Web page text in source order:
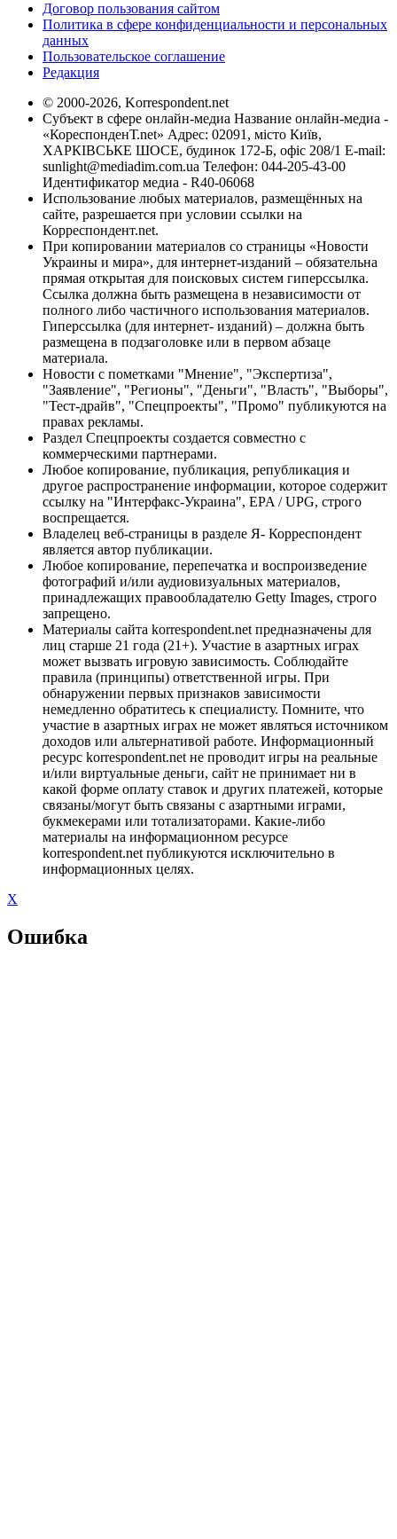
Договор пользования сайтом
Политика в сфере конфиденциальности и персональных
данных
Пользовательское соглашение
Редакция
© 2000-2026, Korrespondent.net
Субъект в сфере онлайн-медиа Название онлайн-медиа -
«КореспонденТ.net» Адрес: 02091, місто Київ,
ХАРКІВСЬКЕ ШОСЕ, будинок 172-Б, офіс 208/1 E-mail:
sunlight@mediadim.com.ua Телефон: 044-205-43-00
Идентификатор медиа - R40-06068
Использование любых материалов, размещённых на
сайте, разрешается при условии ссылки на
Корреспондент.net.
При копировании материалов со страницы «Новости
Украины и мира», для интернет-изданий – обязательна
прямая открытая для поисковых систем гиперссылка.
Ссылка должна быть размещена в независимости от
полного либо частичного использования материалов.
Гиперссылка (для интернет- изданий) – должна быть
размещена в подзаголовке или в первом абзаце
материала.
Новости с пометками "Мнение", "Экспертиза",
"Заявление", "Регионы", "Деньги", "Власть", "Выборы",
"Тест-драйв", "Спецпроекты", "Промо" публикуются на
правах рекламы.
Раздел Спецпроекты создается совместно с
коммерческими партнерами.
Любое копирование, публикация, републикация и
другое распространение информации, которое содержит
ссылку на "Интерфакс-Украина", EPA / UPG, строго
воспрещается.
Владелец веб-страницы в разделе Я- Корреспондент
является автор публикации.
Любое копирование, перепечатка и воспроизведение
фотографий и/или аудиовизуальных материалов,
принадлежащих правообладателю Getty Images, строго
запрещено.
Материалы сайта korrespondent.net предназначены для
лиц старше 21 года (21+). Участие в азартных играх
может вызвать игровую зависимость. Соблюдайте
правила (принципы) ответственной игры. При
обнаружении первых признаков зависимости
немедленно обратитесь к специалисту. Помните, что
участие в азартных играх не может являться источником
доходов или альтернативой работе. Информационный
ресурс korrespondent.net не проводит игры на реальные
и/или виртуальные деньги, сайт не принимает ни в
какой форме оплату ставок и других платежей, которые
связаны/могут быть связаны с азартными играми,
букмекерами или тотализаторами. Какие-либо
материалы на информационном ресурсе
korrespondent.net публикуются исключительно в
информационных целях.
X
Ошибка